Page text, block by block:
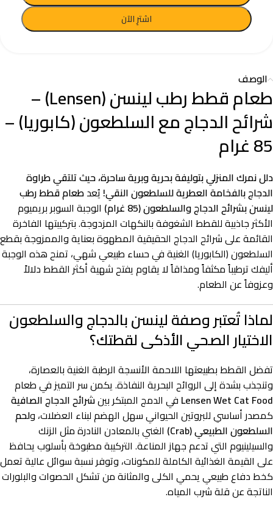
اشترِ الآن
الوصف
طعام قطط رطب لينسن (Lensen) –
شرائح الدجاج مع السلطعون (كابوريا) –
85 غرام
دلل نمرك المنزلي بتوليفة بحرية وبرية ساحرة، حيث تلتقي طراوة
الدجاج بالفخامة العطرية للسلطعون النقي! يُعدطعام قطط رطب
لينسن بشرائح الدجاج والسلطعون (85 غرام)
الوجبة السوبر بريميوم
الأكثر جاذبية للقطط الشغوفة بالنكهات المزدوجة. بتركيبتها الفاخرة
القائمة على شرائح الدجاج الحقيقية المطهوة بعناية والممزوجة بقطع
السلطعون (الكابوريا) الغنية في حساء طبيعي شهي، تمنح هذه الوجبة
أليفك ترطيباً مكثفاً ومذاقاً لا يقاوم يفتح شهية أكثر القطط دلالاً
وعزوفاً عن الطعام.
لماذا تُعتبر وصفة لينسن بالدجاج والسلطعون
الاختيار الصحي الأذكى لقطتك؟
تفضل القطط بطبيعتها اللاحمة الأنسجة الرطبة الغنية بالعصارة،
وتنجذب بشدة إلى الروائح البحرية النفاذة. يكمن سر التميز في طعام
Lensen Wet Cat Food في الدمج المبتكر بينشرائح الدجاج الصافية
كمصدر أساسي للبروتين الحيواني سهل الهضم لبناء العضلات، ولحم
السلطعون الطبيعي (Crab)
الغني بالمعادن النادرة مثل الزنك
والسيلينيوم التي تدعم جهاز المناعة. التركيبة مطبوخة بأسلوب يحافظ
على القيمة الغذائية الكاملة للمكونات، وتوفر نسبة سوائل عالية تعمل
كخط دفاع طبيعي يحمي الكلى والمثانة من تشكل الحصوات والبلورات
الناتجة عن قلة شرب المياه.